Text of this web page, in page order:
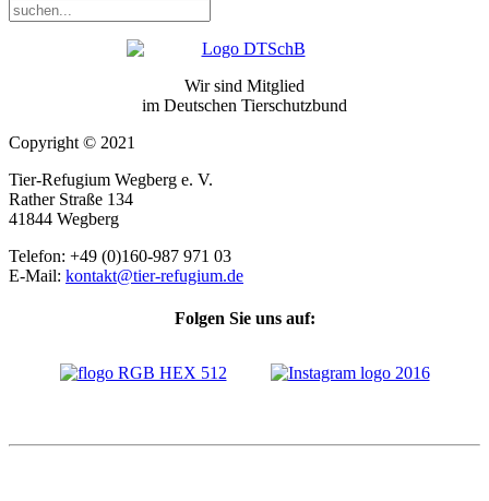
Wir sind Mitglied
im Deutschen Tierschutzbund
Copyright © 2021
Tier-Refugium Wegberg e. V.
Rather Straße 134
41844 Wegberg
Telefon: +49 (0)160-987 971 03
E-Mail: kontakt@tier-refugium.de
Folgen Sie uns auf: